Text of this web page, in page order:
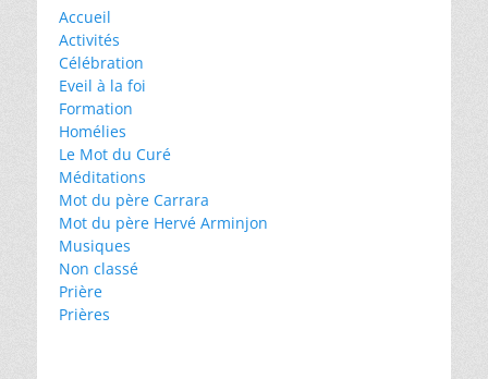
Accueil
Activités
Célébration
Eveil à la foi
Formation
Homélies
Le Mot du Curé
Méditations
Mot du père Carrara
Mot du père Hervé Arminjon
Musiques
Non classé
Prière
Prières